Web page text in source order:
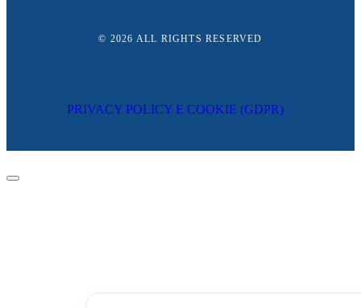
© 2026 ALL RIGHTS RESERVED
PRIVACY POLICY E COOKIE (GDPR)